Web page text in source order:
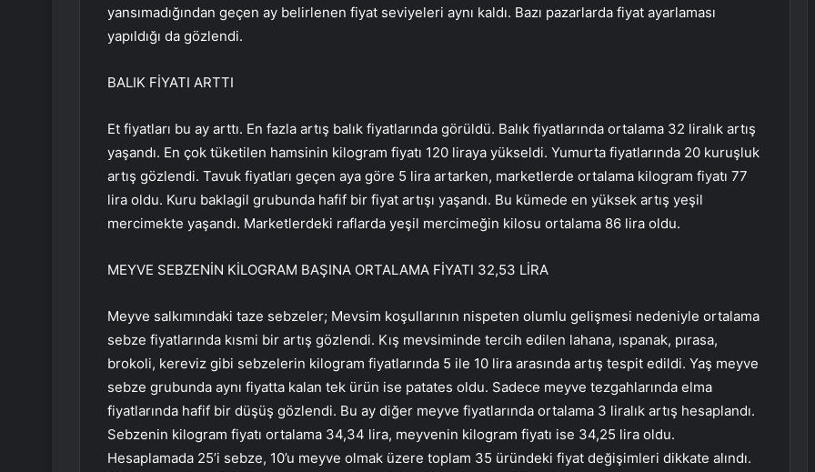
yansımadığından geçen ay belirlenen fiyat seviyeleri aynı kaldı. Bazı pazarlarda fiyat ayarlaması
yapıldığı da gözlendi.
BALIK FİYATI ARTTI
Et fiyatları bu ay arttı. En fazla artış balık fiyatlarında görüldü. Balık fiyatlarında ortalama 32 liralık artış
yaşandı. En çok tüketilen hamsinin kilogram fiyatı 120 liraya yükseldi. Yumurta fiyatlarında 20 kuruşluk
artış gözlendi. Tavuk fiyatları geçen aya göre 5 lira artarken, marketlerde ortalama kilogram fiyatı 77
lira oldu. Kuru baklagil grubunda hafif bir fiyat artışı yaşandı. Bu kümede en yüksek artış yeşil
mercimekte yaşandı. Marketlerdeki raflarda yeşil mercimeğin kilosu ortalama 86 lira oldu.
MEYVE SEBZENİN KİLOGRAM BAŞINA ORTALAMA FİYATI 32,53 LİRA
Meyve salkımındaki taze sebzeler; Mevsim koşullarının nispeten olumlu gelişmesi nedeniyle ortalama
sebze fiyatlarında kısmi bir artış gözlendi. Kış mevsiminde tercih edilen lahana, ıspanak, pırasa,
brokoli, kereviz gibi sebzelerin kilogram fiyatlarında 5 ile 10 lira arasında artış tespit edildi. Yaş meyve
sebze grubunda aynı fiyatta kalan tek ürün ise patates oldu. Sadece meyve tezgahlarında elma
fiyatlarında hafif bir düşüş gözlendi. Bu ay diğer meyve fiyatlarında ortalama 3 liralık artış hesaplandı.
Sebzenin kilogram fiyatı ortalama 34,34 lira, meyvenin kilogram fiyatı ise 34,25 lira oldu.
Hesaplamada 25’i sebze, 10’u meyve olmak üzere toplam 35 üründeki fiyat değişimleri dikkate alındı.